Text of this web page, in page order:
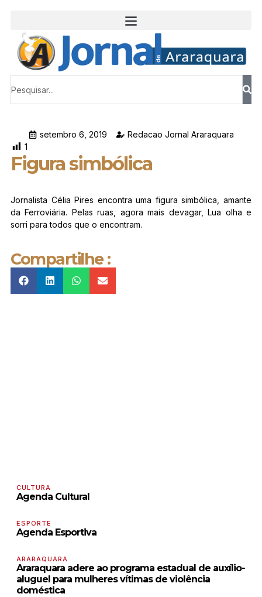
setembro 6, 2019
Redacao Jornal Araraquara
1
Figura simbólica
Jornalista Célia Pires encontra uma figura simbólica, amante
da Ferroviária. Pelas ruas, agora mais devagar, Lua olha e
sorri para todos que o encontram.
Compartilhe :
CULTURA
Agenda Cultural
ESPORTE
Agenda Esportiva
ARARAQUARA
Araraquara adere ao programa estadual de auxílio-
aluguel para mulheres vítimas de violência
doméstica